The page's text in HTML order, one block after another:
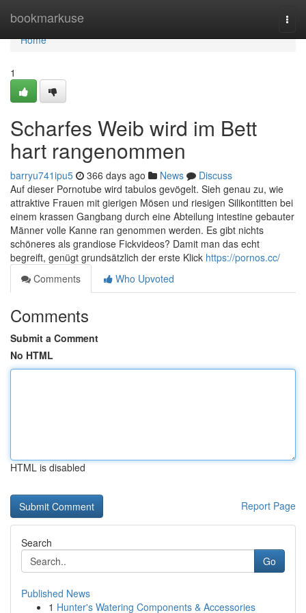
bookmarkuse
Home
Home
1
Scharfes Weib wird im Bett
hart rangenommen
barryu741ipu5 366 days ago News
Discuss
Auf dieser Pornotube wird tabulos gevögelt. Sieh genau zu, wie
attraktive Frauen mit gierigen Mösen und riesigen Silikontitten bei
einem krassen Gangbang durch eine Abteilung intestine gebauter
Männer volle Kanne ran genommen werden. Es gibt nichts
schöneres als grandiose Fickvideos? Damit man das echt
begreift, genügt grundsätzlich der erste Klick https://pornos.cc/
Comments
Who Upvoted
Comments
Submit a Comment
No HTML
HTML is disabled
Report Page
Search
Go
Published News
1 Hunter's Watering Components & Accessories